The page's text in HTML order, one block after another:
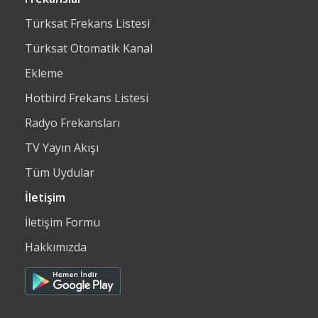
Türksat Frekans Listesi
Türksat Otomatik Kanal
Ekleme
Hotbird Frekans Listesi
Radyo Frekansları
TV Yayın Akışı
Tüm Uydular
İletişim
İletişim Formu
Hakkımızda